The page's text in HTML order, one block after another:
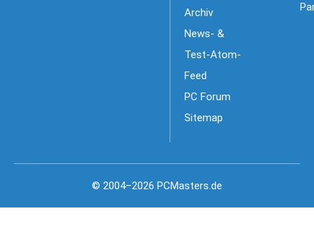
Archiv
News- &
Test-Atom-
Feed
PC Forum
Sitemap
© 2004–2026 PCMasters.de